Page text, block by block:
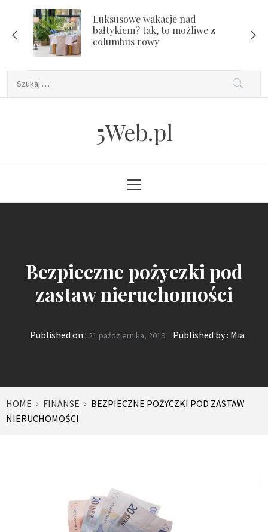
content
Luksusowe wakacje nad
bałtykiem? tak, to możliwe z
columbus rowy
5Web.pl
Menu
Bezpieczne pożyczki pod
zastaw nieruchomości
Published on : 21 października, 2019 Published by : Mia
HOME FINANSE
BEZPIECZNE POŻYCZKI POD ZASTAW
NIERUCHOMOŚCI